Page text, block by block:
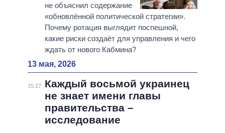
не объяснил содержание
«обновлённой политической стратегии».
Почему ротация выглядит поспешной,
какие риски создаёт для управления и чего
ждать от нового Кабмина?
13 мая, 2026
15:27
Каждый восьмой украинец
не знает имени главы
правительства –
исследование